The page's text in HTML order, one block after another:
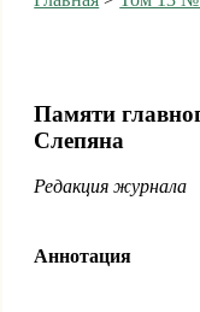
Памяти
Слепяна
Редакция журнала
Аннотация